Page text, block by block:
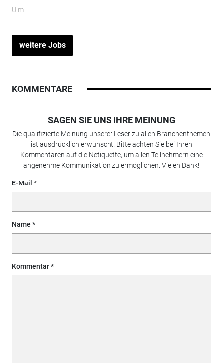
Ulm
weitere Jobs
KOMMENTARE
SAGEN SIE UNS IHRE MEINUNG
Die qualifizierte Meinung unserer Leser zu allen Branchenthemen
ist ausdrücklich erwünscht. Bitte achten Sie bei Ihren
Kommentaren auf die Netiquette, um allen Teilnehmern eine
angenehme Kommunikation zu ermöglichen. Vielen Dank!
E-Mail
Name
Kommentar